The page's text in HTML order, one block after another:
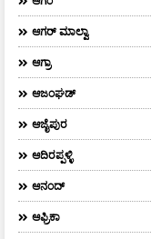
ಆಗರ್‌ ಮಾಲ್ವಾ
ಆಗ್ರಾ
ಆಜಂಘಡ್
ಆಜೈಪುರ
ಆದಿರಪ್ಪಳ್ಳಿ
ಆನಂದ್‌
ಆಫ್ರಿಕಾ